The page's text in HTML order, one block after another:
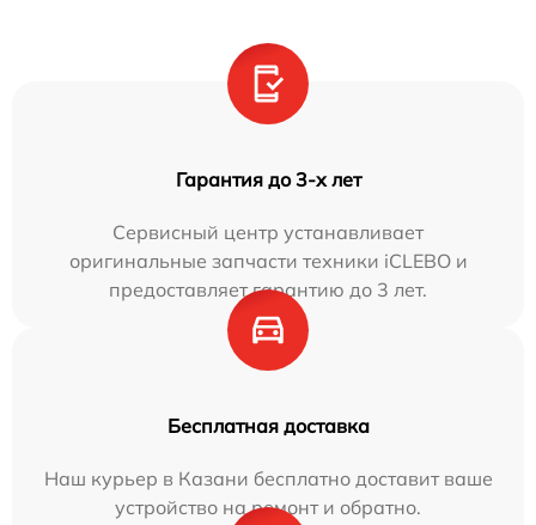
Гарантия до 3-х лет
Сервисный центр устанавливает
оригинальные запчасти техники iCLEBO и
предоставляет гарантию до 3 лет.
Бесплатная доставка
Наш курьер в Казани бесплатно доставит ваше
устройство на ремонт и обратно.